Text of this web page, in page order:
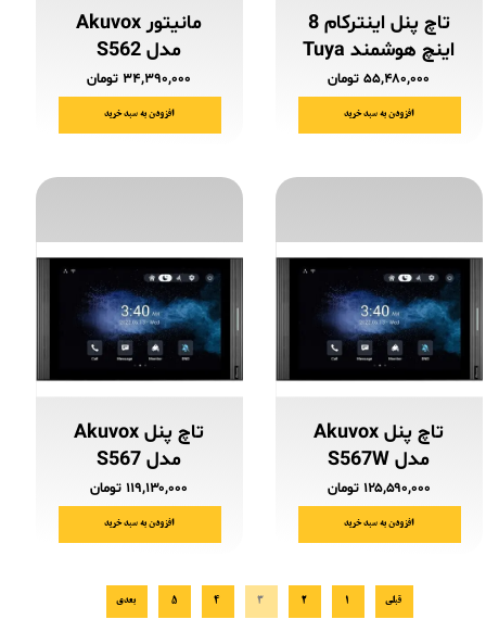
تاچ پنل اینترکام 8
اینچ هوشمند Tuya
۵۵,۴۸۰,۰۰۰ تومان
افزودن به سبد خرید
مانیتور Akuvox
مدل S562
۳۴,۳۹۰,۰۰۰ تومان
افزودن به سبد خرید
تاچ پنل Akuvox
مدل S567W
۱۲۵,۵۹۰,۰۰۰ تومان
افزودن به سبد خرید
تاچ پنل Akuvox
مدل S567
۱۱۹,۱۳۰,۰۰۰ تومان
افزودن به سبد خرید
قبلی ۱ ۲ ۳ ۴ ۵ بعدی